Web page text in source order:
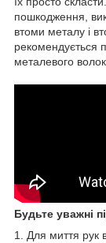
пошкодження,
втоми металу і
рекомендується
металевого
Будьте уважні
1. Для миття рук